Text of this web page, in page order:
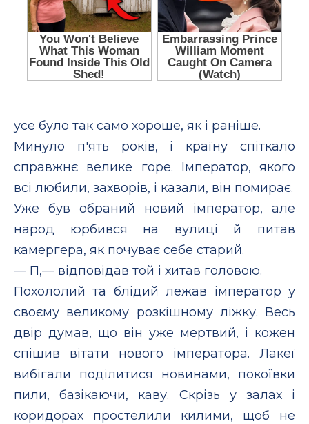
усе було так само хороше, як і раніше.
Минуло п'ять років, і країну спіткало
справжнє велике горе. Імператор, якого
всі любили, захворів, і казали, він помирає.
Уже був обраний новий імператор, але
народ юрбився на вулиці й питав
камергера, як почуває себе старий.
— П,— відповідав той і хитав головою.
Похололий та блідий лежав імператор у
своєму великому розкішному ліжку. Весь
двір думав, що він уже мертвий, і кожен
спішив вітати нового імператора. Лакеї
вибігали поділитися новинами, покоївки
пили, базікаючи, каву. Скрізь у залах і
коридорах простелили килими, щоб не